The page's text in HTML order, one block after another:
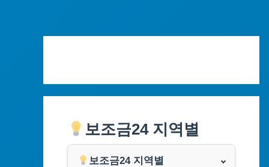
보조금24 지역별
보조금24 지역별